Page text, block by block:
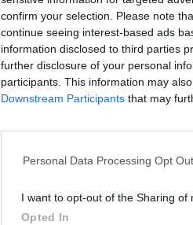
confirm your selection. Please note
continue seeing interest-based ads
information disclosed to third parties
further disclosure of your personal
participants. This information may
Downstream Participants that may
Personal Data Processing Opt
I want to opt-out of the Sharing of
Opted In